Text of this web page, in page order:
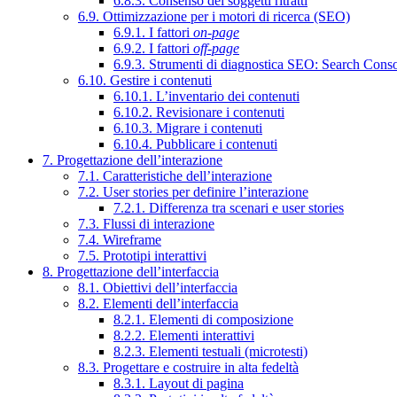
6.9. Ottimizzazione per i motori di ricerca (SEO)
6.9.1. I fattori on-page
6.9.2. I fattori off-page
6.9.3. Strumenti di diagnostica SEO: Search
6.10. Gestire i contenuti
6.10.1. L’inventario dei contenuti
6.10.2. Revisionare i contenuti
6.10.3. Migrare i contenuti
6.10.4. Pubblicare i contenuti
7. Progettazione dell’interazione
7.1. Caratteristiche dell’interazione
7.2. User stories per definire l’interazione
7.2.1. Differenza tra scenari e user stories
7.3. Flussi di interazione
7.4. Wireframe
7.5. Prototipi interattivi
8. Progettazione dell’interfaccia
8.1. Obiettivi dell’interfaccia
8.2. Elementi dell’interfaccia
8.2.1. Elementi di composizione
8.2.2. Elementi interattivi
8.2.3. Elementi testuali (microtesti)
8.3. Progettare e costruire in alta fedeltà
8.3.1. Layout di pagina